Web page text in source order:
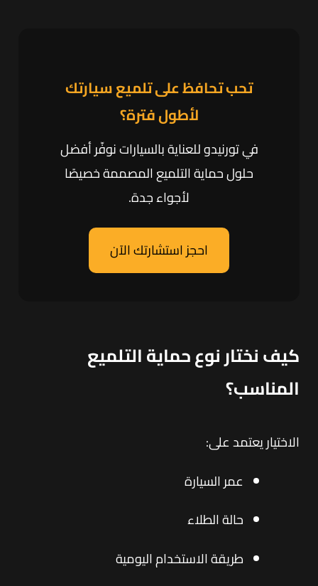
تحب تحافظ على تلميع سيارتك
لأطول فترة؟
في تورنيدو للعناية بالسيارات نوفّر أفضل
حلول حماية التلميع المصممة خصيصًا
لأجواء جدة.
احجز استشارتك الآن
كيف نختار نوع حماية التلميع
المناسب؟
الاختيار يعتمد على:
عمر السيارة
حالة الطلاء
طريقة الاستخدام اليومية